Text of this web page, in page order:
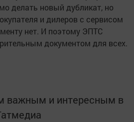
делать новый дубликат, но
и дилеров с сервисом
нет. И поэтому ЭПТС
документом для всех.
важным и интересным в